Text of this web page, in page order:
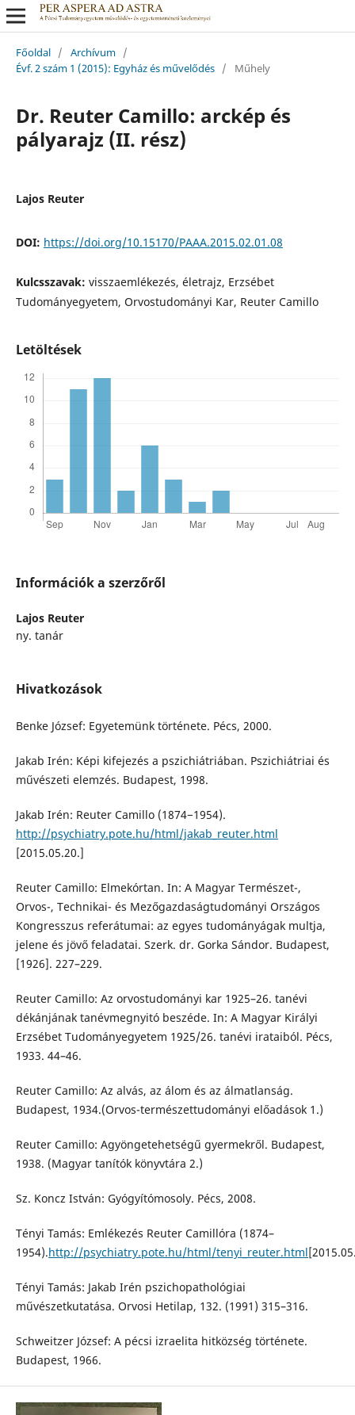
Főoldal / Archívum /
Évf. 2 szám 1 (2015): Egyház és művelődés / Műhely
Dr. Reuter Camillo: arckép és
pályarajz (II. rész)
Lajos Reuter
DOI: https://doi.org/10.15170/PAAA.2015.02.01.08
Kulcsszavak: visszaemlékezés, életrajz, Erzsébet
Tudományegyetem, Orvostudományi Kar, Reuter Camillo
Letöltések
Információk a szerzőről
Lajos Reuter
ny. tanár
Hivatkozások
Benke József: Egyetemünk története. Pécs, 2000.
Jakab Irén: Képi kifejezés a pszichiátriában. Pszichiátriai és
művészeti elemzés. Budapest, 1998.
Jakab Irén: Reuter Camillo (1874−1954).
http://psychiatry.pote.hu/html/jakab_reuter.html
[2015.05.20.]
Reuter Camillo: Elmekórtan. In: A Magyar Természet-,
Orvos-, Technikai- és Mezőgazdaságtudományi Országos
Kongresszus referátumai: az egyes tudományágak multja,
jelene és jövő feladatai. Szerk. dr. Gorka Sándor. Budapest,
[1926]. 227–229.
Reuter Camillo: Az orvostudományi kar 1925–26. tanévi
dékánjának tanévmegnyitó beszéde. In: A Magyar Királyi
Erzsébet Tudományegyetem 1925/26. tanévi irataiból. Pécs,
1933. 44–46.
Reuter Camillo: Az alvás, az álom és az álmatlanság.
Budapest, 1934.(Orvos-természettudományi előadások 1.)
Reuter Camillo: Agyöngetehetségű gyermekről. Budapest,
1938. (Magyar tanítók könyvtára 2.)
Sz. Koncz István: Gyógyítómosoly. Pécs, 2008.
Tényi Tamás: Emlékezés Reuter Camillóra (1874–
1954).http://psychiatry.pote.hu/html/tenyi_reuter.html
Tényi Tamás: Jakab Irén pszichopathológiai
művészetkutatása. Orvosi Hetilap, 132. (1991) 315–316.
Schweitzer József: A pécsi izraelita hitközség története.
Budapest, 1966.